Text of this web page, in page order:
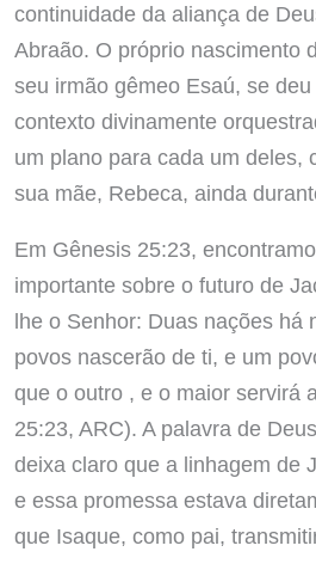
continuidade da aliança de
Abraão. O próprio nascimento
seu irmão gêmeo Esaú, se
contexto divinamente
um plano para cada um deles,
sua mãe, Rebeca, ainda
Em Gênesis 25:23,
importante sobre o futuro de
lhe o Senhor: Duas nações há
povos nascerão de ti, e um
que o outro , e o maior servirá
25:23, ARC). A palavra de
deixa claro que a linhagem de
e essa promessa estava
que Isaque, como pai,